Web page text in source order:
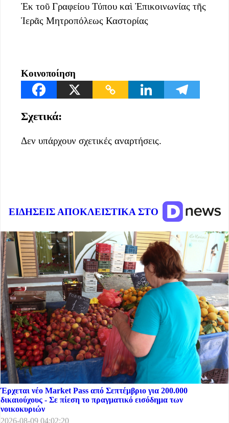
Ἐκ τοῦ Γραφείου Τύπου καὶ Ἐπικοινωνίας τῆς
Ἱερᾶς Μητροπόλεως Καστορίας
Κοινοποίηση
Σχετικά:
Δεν υπάρχουν σχετικές αναρτήσεις.
ΕΙΔΗΣΕΙΣ ΑΠΟΚΛΕΙΣΤΙΚΑ ΣΤΟ
Έρχεται νέο Market Pass από Σεπτέμβριο για 200.000
δικαιούχους - Σε πίεση το πραγματικό εισόδημα των
νοικοκυριών
2026-08-09 04:02:20